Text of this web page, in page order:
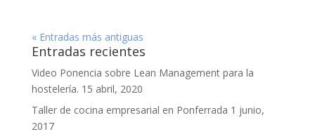
« Entradas más antiguas
Entradas recientes
Video Ponencia sobre Lean Management para la
hostelería. 15 abril, 2020
Taller de cocina empresarial en Ponferrada 1 junio,
2017